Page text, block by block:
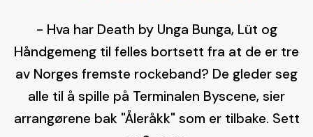
- Hva har Death by Unga Bunga, Lüt og
Håndgemeng til felles bortsett fra at de er tre
av Norges fremste rockeband? De gleder seg
alle til å spille på Terminalen Byscene, sier
arrangørene bak "Åleråkk" som er tilbake. Sett